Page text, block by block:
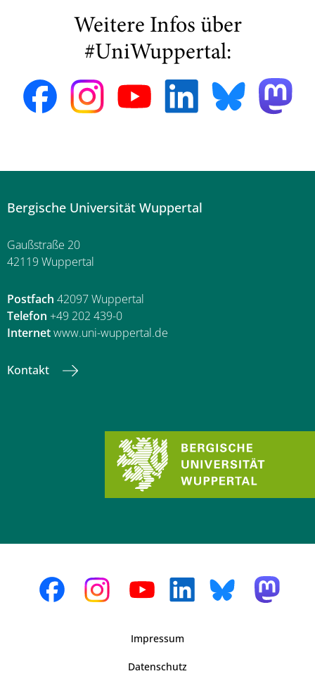
Weitere Infos über
#UniWuppertal:
Bergische Universität Wuppertal
Gaußstraße 20
42119 Wuppertal
Postfach 42097 Wuppertal
Telefon +49 202 439-0
Internetwww.uni-wuppertal.de
Kontakt
Impressum
Datenschutz